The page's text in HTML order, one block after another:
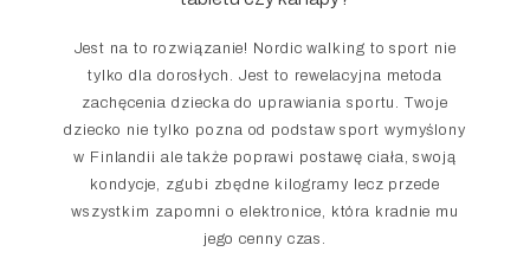
Jest na to rozwiązanie! Nordic walking to sport nie
tylko dla dorosłych. Jest to rewelacyjna metoda
zachęcenia dziecka do uprawiania sportu. Twoje
dziecko nie tylko pozna od podstaw sport wymyślony
w Finlandii ale także poprawi postawę ciała, swoją
kondycje, zgubi zbędne kilogramy lecz przede
wszystkim zapomni o elektronice, która kradnie mu
jego cenny czas.